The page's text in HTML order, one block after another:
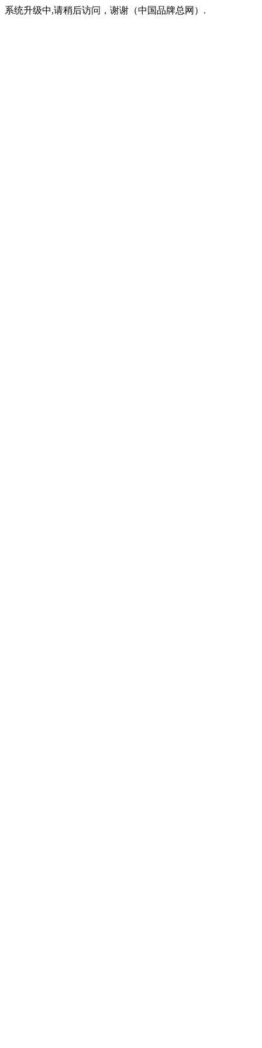
系统升级中,请稍后访问，谢谢（中国品牌总网）.